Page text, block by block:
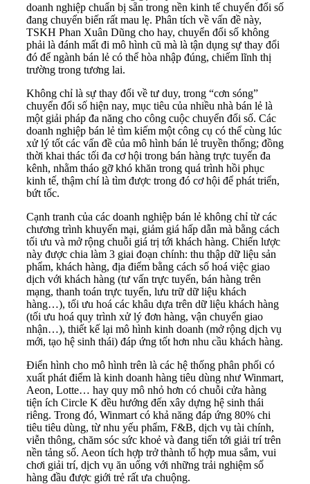
doanh nghiệp chuẩn bị sẵn trong nền kinh tế chuyển đổi số
đang chuyển biến rất mau lẹ. Phân tích về vấn đề này,
TSKH Phan Xuân Dũng cho hay, chuyển đổi số không
phải là đánh mất đi mô hình cũ mà là tận dụng sự thay đổi
đó để ngành bán lẻ có thể hòa nhập đúng, chiếm lĩnh thị
trường trong tương lai.
Không chỉ là sự thay đổi về tư duy, trong “cơn sóng”
chuyển đổi số hiện nay, mục tiêu của nhiều nhà bán lẻ là
một giải pháp đa năng cho công cuộc chuyển đổi số. Các
doanh nghiệp bán lẻ tìm kiếm một công cụ có thể cùng lúc
xử lý tốt các vấn đề của mô hình bán lẻ truyền thống; đồng
thời khai thác tối đa cơ hội trong bán hàng trực tuyến đa
kênh, nhằm tháo gỡ khó khăn trong quá trình hồi phục
kinh tế, thậm chí là tìm được trong đó cơ hội để phát triển,
bứt tốc.
Cạnh tranh của các doanh nghiệp bán lẻ không chỉ từ các
chương trình khuyến mại, giảm giá hấp dẫn mà bằng cách
tối ưu và mở rộng chuỗi giá trị tới khách hàng. Chiến lược
này được chia làm 3 giai đoạn chính: thu thập dữ liệu sản
phẩm, khách hàng, địa điểm bằng cách số hoá việc giao
dịch với khách hàng (tư vấn trực tuyến, bán hàng trên
mạng, thanh toán trực tuyến, lưu trữ dữ liệu khách
hàng…), tối ưu hoá các khâu dựa trên dữ liệu khách hàng
(tối ưu hoá quy trình xử lý đơn hàng, vận chuyển giao
nhận…), thiết kế lại mô hình kinh doanh (mở rộng dịch vụ
mới, tạo hệ sinh thái) đáp ứng tốt hơn nhu cầu khách hàng.
Điển hình cho mô hình trên là các hệ thống phân phối có
xuất phát điểm là kinh doanh hàng tiêu dùng như Winmart,
Aeon, Lotte… hay quy mô nhỏ hơn có chuỗi cửa hàng
tiện ích Circle K đều hướng đến xây dựng hệ sinh thái
riêng. Trong đó, Winmart có khả năng đáp ứng 80% chi
tiêu tiêu dùng, từ nhu yếu phẩm, F&B, dịch vụ tài chính,
viễn thông, chăm sóc sức khoẻ và đang tiến tới giải trí trên
nền tảng số. Aeon tích hợp trở thành tổ hợp mua sắm, vui
chơi giải trí, dịch vụ ăn uống với những trải nghiệm số
hàng đầu được giới trẻ rất ưa chuộng.